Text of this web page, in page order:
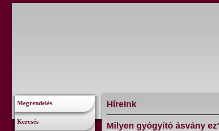
Megrendelés
Keresés
Híreink
Milyen gyógyító ásvány